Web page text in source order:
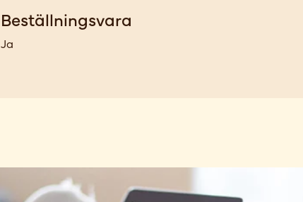
Beställningsvara
Ja